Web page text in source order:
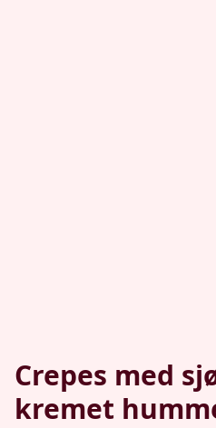
Crepes med
kremet